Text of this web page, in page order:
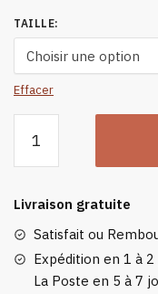
TAILLE:
Effacer
Chaussons
Livraison gratuite
Satisfait ou
Expédition en 1 à
La Poste en 5 à 7